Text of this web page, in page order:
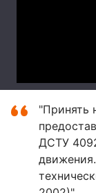
"Принять
ДСТУ